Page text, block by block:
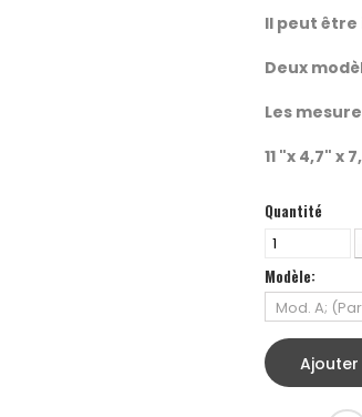
Il peut
Deux
Les
11 "x 4,7" x
Quantité
Modèle: